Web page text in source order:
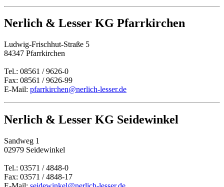
Nerlich & Lesser KG Pfarrkirchen
Ludwig-Frischhut-Straße 5
84347 Pfarrkirchen
Tel.: 08561 / 9626-0
Fax: 08561 / 9626-99
E-Mail: pfarrkirchen@nerlich-lesser.de
Nerlich & Lesser KG Seidewinkel
Sandweg 1
02979 Seidewinkel
Tel.: 03571 / 4848-0
Fax: 03571 / 4848-17